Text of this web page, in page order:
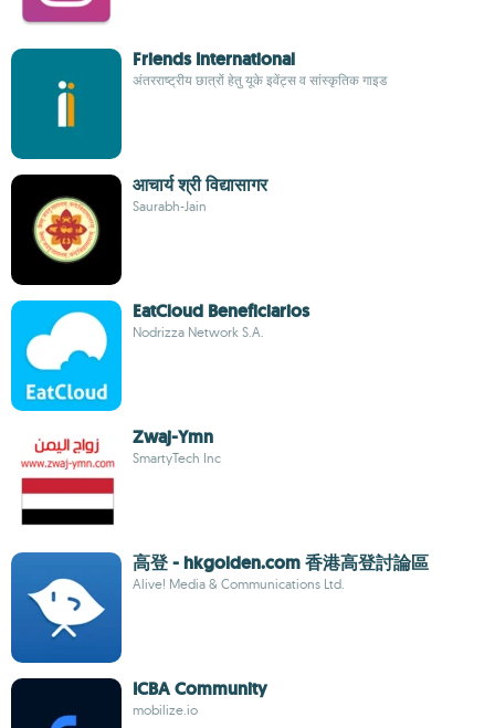
Friends International
अंतरराष्ट्रीय छात्रों हेतु यूके इवेंट्स व सांस्कृतिक गाइड
आचार्य श्री विद्यासागर
Saurabh-Jain
EatCloud Beneficiarios
Nodrizza Network S.A.
Zwaj-Ymn
SmartyTech Inc
高登 - hkgolden.com 香港高登討論區
Alive! Media & Communications Ltd.
ICBA Community
mobilize.io